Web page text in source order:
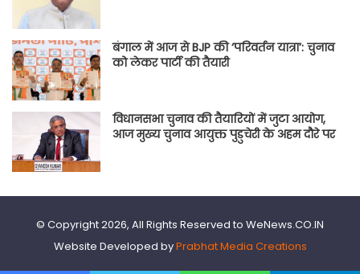
बंगाल में आज से BJP की ‘परिवर्तन यात्रा’: चुनाव
को लेकर पार्टी की तैयारी
विधानसभा चुनाव की तैयारियों में जुटा आयोग,
आज मुख्य चुनाव आयुक्त पुडुचेरी के अहम दौरे पर
© Copyright 2026, All Rights Reserved to WeNews.CO.IN
Website Developed byPrabhat Media Creations